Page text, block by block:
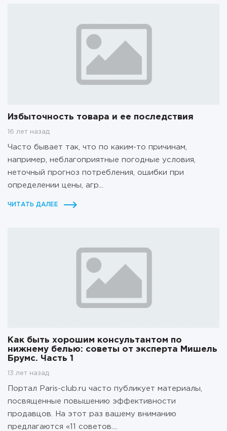
Избыточность товара и ее последствия
16 лет назад
Часто бывает так, что по каким-то причинам,
например, неблагоприятные погодные условия,
неточный прогноз потребления, ошибки при
определении цены, агр...
ЧИТАТЬ ДАЛЕЕ
Как быть хорошим консультантом по
нижнему белью: советы от эксперта Мишель
Брумс. Часть 1
13 лет назад
Портал Paris-club.ru часто публикует материалы,
посвященные повышению эффективности
продавцов. На этот раз вашему вниманию
предлагаются «11 советов....